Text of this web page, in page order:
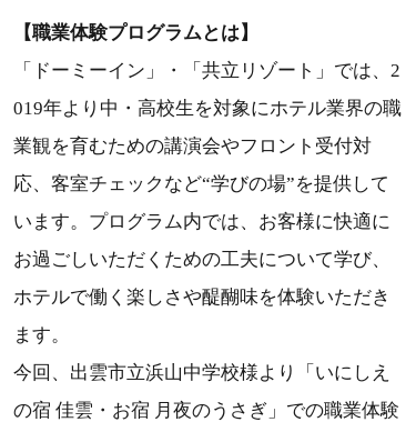
【職業体験プログラムとは】
「ドーミーイン」・「共立リゾート」では、2
019年より中・高校生を対象にホテル業界の職
業観を育むための講演会やフロント受付対
応、客室チェックなど“学びの場”を提供して
います。プログラム内では、お客様に快適に
お過ごしいただくための工夫について学び、
ホテルで働く楽しさや醍醐味を体験いただき
ます。
今回、出雲市立浜山中学校様より「いにしえ
の宿 佳雲・お宿 月夜のうさぎ」での職業体験